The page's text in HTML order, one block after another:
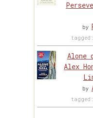
by
Alone
Alex
by